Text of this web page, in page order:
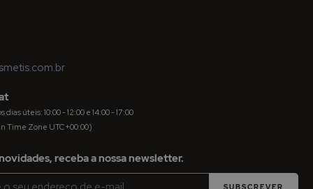
úteis: 10:00 - 12:00 e 14:00 - 17:00
Time Zone UTC+00:00)
receba a nossa newsletter.
SUBSCREVER